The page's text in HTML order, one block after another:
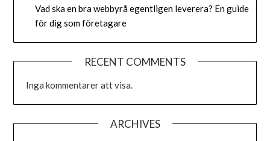
Vad ska en bra webbyrå egentligen leverera? En guide
för dig som företagare
RECENT COMMENTS
Inga kommentarer att visa.
ARCHIVES